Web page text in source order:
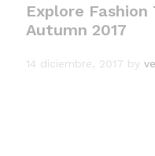
Explore Fashion
Autumn 2017
14 diciembre, 2017 by